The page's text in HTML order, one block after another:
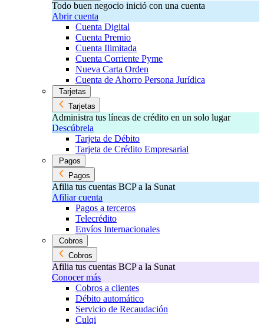
Todo buen negocio inició con una cuenta
Abrir cuenta
Cuenta Digital
Cuenta Premio
Cuenta Ilimitada
Cuenta Corriente Pyme
Nueva Carta Orden
Cuenta de Ahorro Persona Jurídica
Tarjetas
Tarjetas
Administra tus líneas de crédito en un solo lugar
Descúbrela
Tarjeta de Débito
Tarjeta de Crédito Empresarial
Pagos
Pagos
Afilia tus cuentas BCP a la Sunat
Afiliar cuenta
Pagos a terceros
Telecrédito
Envíos Internacionales
Cobros
Cobros
Afilia tus cuentas BCP a la Sunat
Conocer más
Cobros a clientes
Débito automático
Servicio de Recaudación
Culqi